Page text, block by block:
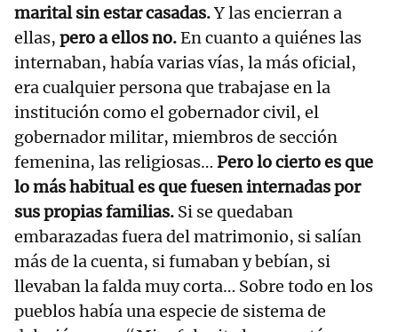
marital sin estar casadas.Y las encierran a
ellas, pero a ellos no.En cuanto a quiénes las
internaban, había varias vías, la más oficial,
era cualquier persona que trabajase en la
institución como el gobernador civil, el
gobernador militar, miembros de sección
femenina, las religiosas… Pero lo cierto es que
lo más habitual es que fuesen internadas por
sus propias familias. Si se quedaban
embarazadas fuera del matrimonio, si salían
más de la cuenta, si fumaban y bebían, si
llevaban la falda muy corta… Sobre todo en los
pueblos había una especie de sistema de